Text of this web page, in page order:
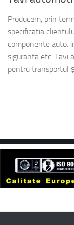
Producem, prin
specificatia
componente auto:
siguranta etc. Tavi
pentru transportul și